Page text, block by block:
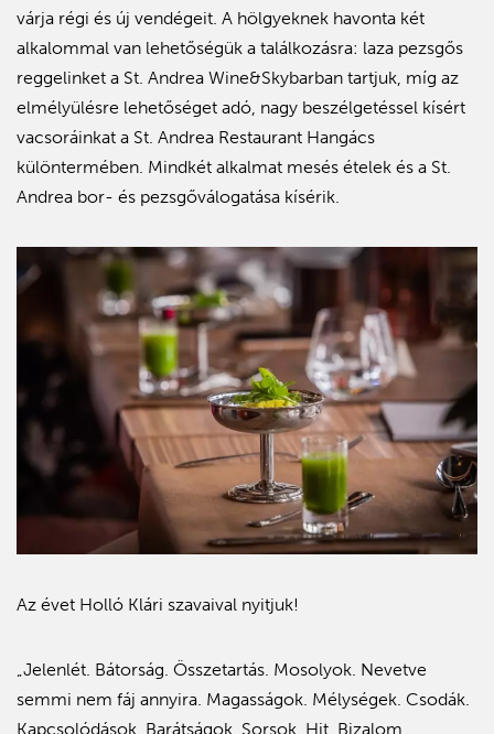
várja régi és új vendégeit. A hölgyeknek havonta két
alkalommal van lehetőségük a találkozásra: laza pezsgős
reggelinket a St. Andrea Wine&Skybarban tartjuk, míg az
elmélyülésre lehetőséget adó, nagy beszélgetéssel kísért
vacsoráinkat a St. Andrea Restaurant Hangács
különtermében. Mindkét alkalmat mesés ételek és a St.
Andrea bor- és pezsgőválogatása kísérik.
Az évet Holló Klári szavaival nyitjuk!
„Jelenlét. Bátorság. Összetartás. Mosolyok. Nevetve
semmi nem fáj annyira. Magasságok. Mélységek. Csodák.
Kapcsolódások. Barátságok. Sorsok. Hit. Bizalom.